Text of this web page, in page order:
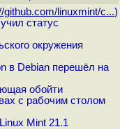
github.com/linuxmint/c...)
статус
окружения
в Debian перешёл на
обойти
с рабочим столом
Mint 21.1